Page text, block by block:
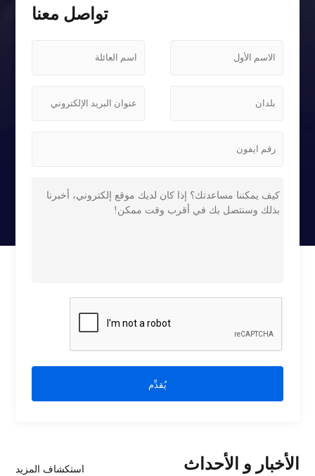
تواصل معنا
يُقدِّم
الأخبار و الأحداث استكشاف المزيد